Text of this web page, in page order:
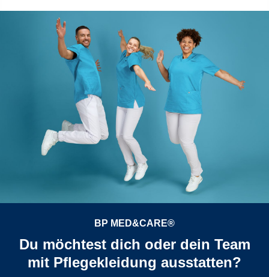
BP MED&CARE®
Du möchtest dich oder dein Team
mit Pflegekleidung ausstatten?